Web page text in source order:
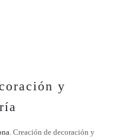
y
. Creación de decoración y